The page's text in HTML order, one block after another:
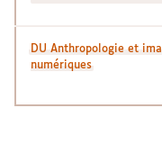
DU Anthropologie et
numériques